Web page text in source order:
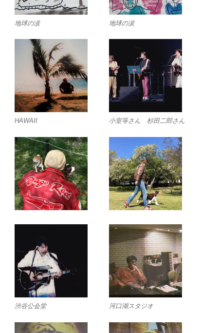
地球の涙 地球の涙
HAWAII 小室等さん 杉田二郎さん
渋谷公会堂 河口湖スタジオ